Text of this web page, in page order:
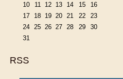
10
11 12 13 14 15
16
17
18 19 20 21 22
23
24
25 26 27 28 29
30
31
RSS